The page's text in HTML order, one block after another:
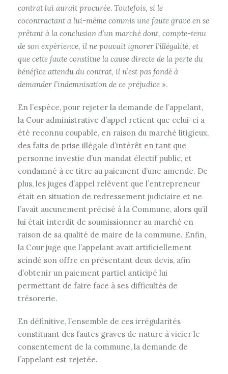
contrat lui aurait procurée. Toutefois, si le
cocontractant a lui-même commis une faute grave en se
prêtant à la conclusion d’un marché dont, compte-tenu
de son expérience, il ne pouvait ignorer l’illégalité, et
que cette faute constitue la cause directe de la perte du
bénéfice attendu du contrat, il n’est pas fondé à
demander l’indemnisation de ce préjudice ».
En l’espèce, pour rejeter la demande de l’appelant,
la Cour administrative d’appel retient que celui-ci a
été reconnu coupable, en raison du marché litigieux,
des faits de prise illégale d’intérêt en tant que
personne investie d’un mandat électif public, et
condamné à ce titre au paiement d’une amende. De
plus, les juges d’appel relèvent que l’entrepreneur
était en situation de redressement judiciaire et ne
l’avait aucunement précisé à la Commune, alors qu’il
lui était interdit de soumissionner au marché en
raison de sa qualité de maire de la commune. Enfin,
la Cour juge que l’appelant avait artificiellement
scindé son offre en présentant deux devis, afin
d’obtenir un paiement partiel anticipé lui
permettant de faire face à ses difficultés de
trésorerie.
En définitive, l’ensemble de ces irrégularités
constituant des fautes graves de nature à vicier le
consentement de la commune, la demande de
l’appelant est rejetée.